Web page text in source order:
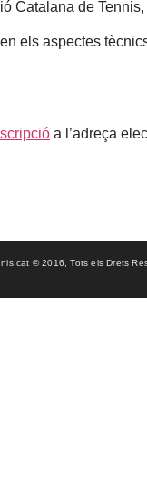
Catalana de Tennis,
els aspectes
a l’adreça
© 2016, Tots els Drets